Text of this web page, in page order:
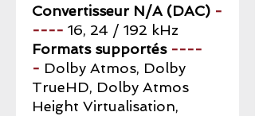
Convertisseur N/A (DAC) -
---- 16, 24 / 192 kHz
Formats supportés----
- Dolby Atmos, Dolby
TrueHD, Dolby Atmos
Height Virtualisation,